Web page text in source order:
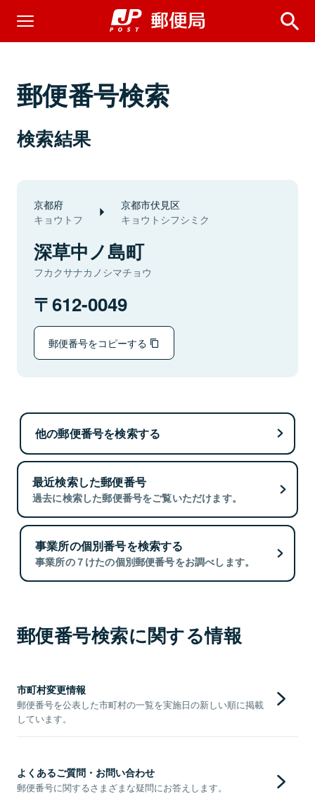
郵便番号検索
検索結果
京都府
キョウトフ
京都市伏見区
キョウトシフシミク
深草中ノ島町
フカクサナカノシマチョウ
612-0049
郵便番号をコピーする
他の郵便番号を検索する
最近検索した郵便番号
過去に検索した郵便番号をご覧いただけます。
事業所の個別番号を検索する
事業所の７けたの個別郵便番号をお調べします。
郵便番号検索に関する情報
市町村変更情報
郵便番号を公表した市町村の一覧を実施日の新しい順に掲載
しています。
よくあるご質問・お問い合わせ
郵便番号に関するさまざまな疑問にお答えします。